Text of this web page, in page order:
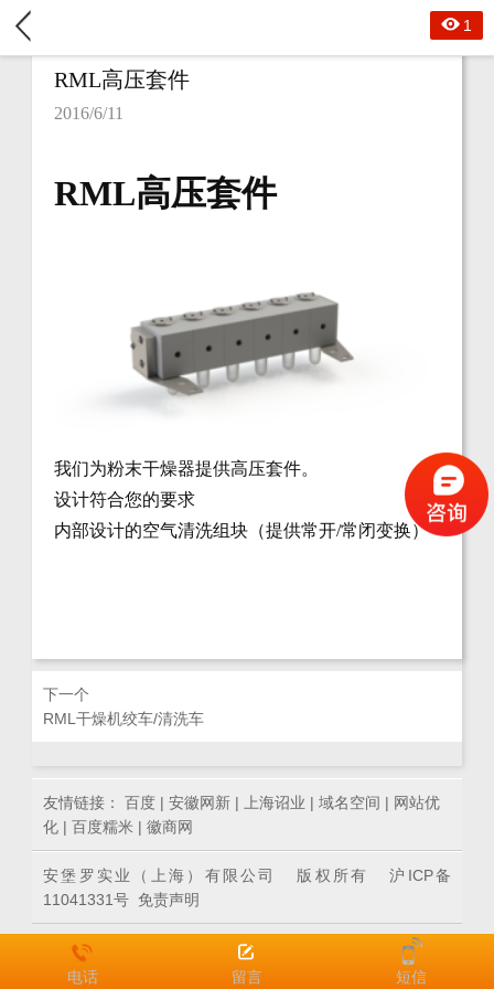
1
RML高压套件
2016/6/11
RML高压套件
我们为粉末干燥器提供高压套件。
设计符合您的要求
内部设计的空气清洗组块（提供常开/常闭变换）
下一个
RML干燥机绞车/清洗车
友情链接： 百度 | 安徽网新 | 上海诏业 | 域名空间 | 网站优
化 | 百度糯米 | 徽商网
安堡罗实业（上海）有限公司 版权所有沪ICP备
11041331号 免责声明
电话 留言 短信